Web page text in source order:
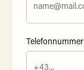
Telefonnummer